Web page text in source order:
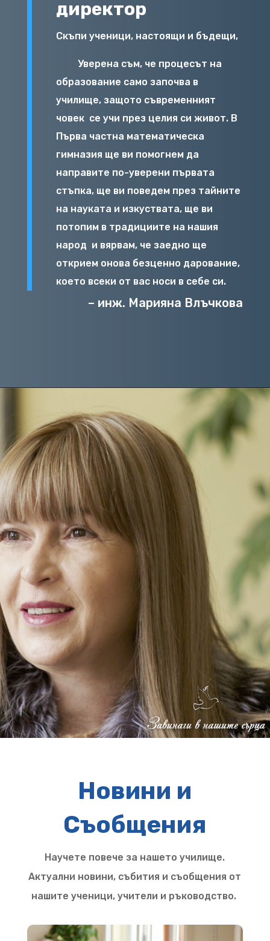
директор
Скъпи ученици, настоящи и бъдещи,
Уверена съм, че процесът на
образование само започва в
училище, защото съвременният
човек се учи през целия си живот. В
Първа частна математическа
гимназия ще ви помогнем да
направите по-уверени първата
стъпка, ще ви поведем през тайните
на науката и изкуствата, ще ви
потопим в традициите на нашия
народ и вярвам, че заедно ще
открием онова безценно дарование,
което всеки от вас носи в себе си.
– инж. Марияна Влъчкова
Новини и
Съобщения
Научете повече за нашето училище.
Актуални новини, събития и съобщения от
нашите ученици, учители и ръководство.